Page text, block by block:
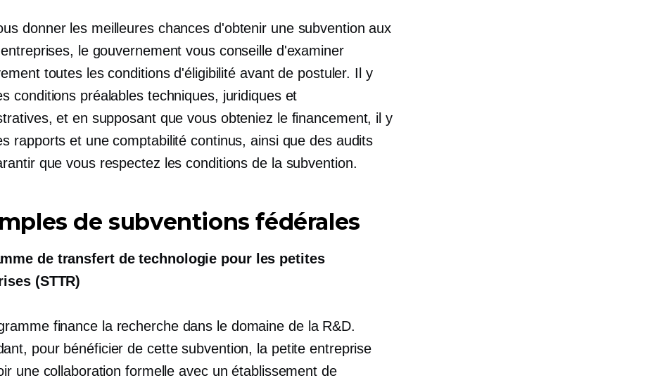
donner les meilleures chances d'obtenir une subvention aux
le gouvernement vous conseille d'examiner
toutes les conditions d'éligibilité avant de postuler. Il y
conditions préalables techniques, juridiques et
et en supposant que vous obteniez le financement, il y
rapports et une comptabilité continus, ainsi que des audits
que vous respectez les conditions de la subvention.
de subventions fédérales
de transfert de technologie pour les petites
(STTR)
finance la recherche dans le domaine de la R&D.
pour bénéficier de cette subvention, la petite entreprise
une collaboration formelle avec un établissement de